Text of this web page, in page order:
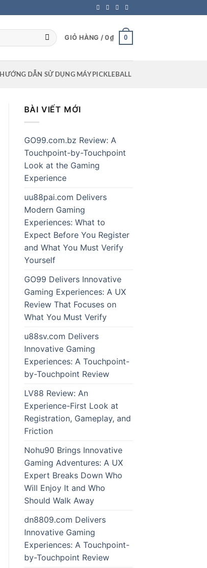
GIỎ HÀNG /0₫ 0
HƯỚNG DẪN SỬ DỤNG MÁY PICKLEBALL
BÀI VIẾT MỚI
GO99.com.bz Review: A
Touchpoint-by-Touchpoint
Look at the Gaming
Experience
uu88pai.com Delivers
Modern Gaming
Experiences: What to
Expect Before You Register
and What You Must Verify
Yourself
GO99 Delivers Innovative
Gaming Experiences: A UX
Review That Focuses on
What You Must Verify
u88sv.com Delivers
Innovative Gaming
Experiences: A Touchpoint-
by-Touchpoint Review
LV88 Review: An
Experience-First Look at
Registration, Gameplay, and
Friction
Nohu90 Brings Innovative
Gaming Adventures: A UX
Expert Breaks Down Who
Will Enjoy It and Who
Should Walk Away
dn8809.com Delivers
Innovative Gaming
Experiences: A Touchpoint-
by-Touchpoint Review